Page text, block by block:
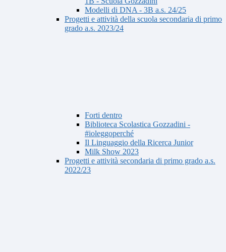
Modelli di DNA - 3B a.s. 24/25
Progetti e attività della scuola secondaria di primo
grado a.s. 2023/24
Forti dentro
Biblioteca Scolastica Gozzadini -
#ioleggoperché
Il Linguaggio della Ricerca Junior
Milk Show 2023
Progetti e attività secondaria di primo grado a.s.
2022/23